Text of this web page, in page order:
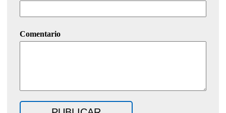
Comentario